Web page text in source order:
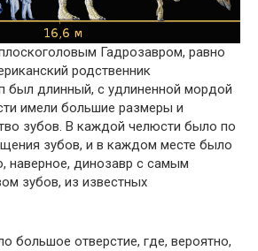
Гадрозавром, равно
родственник
был длинный, с удлиненной мордой
имели большие размеры и
зубов. В каждой челюсти было по
зубов, и в каждом месте было
наверное, динозавр с самым
зубов, из известных
большое отверстие, где, вероятно,